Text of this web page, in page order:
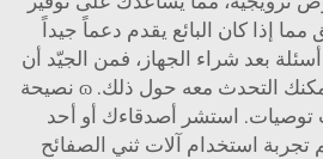
مما إذا كان البائع يقدم دعماً جيداً
بعد شراء الجهاز، فمن الجيّد أن
تعرف أن هناك شخصاً يمكنك التحدث معه حول ذلك. ɷ نصيحة
استشر أصدقاءك أو أحد
تجربة استخدام آلات ثني الصفائح